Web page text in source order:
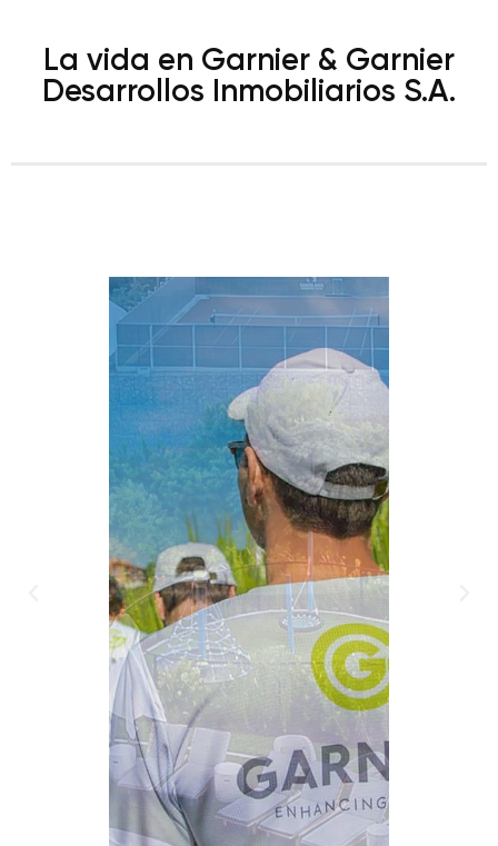
La vida en Garnier & Garnier
Desarrollos Inmobiliarios S.A.